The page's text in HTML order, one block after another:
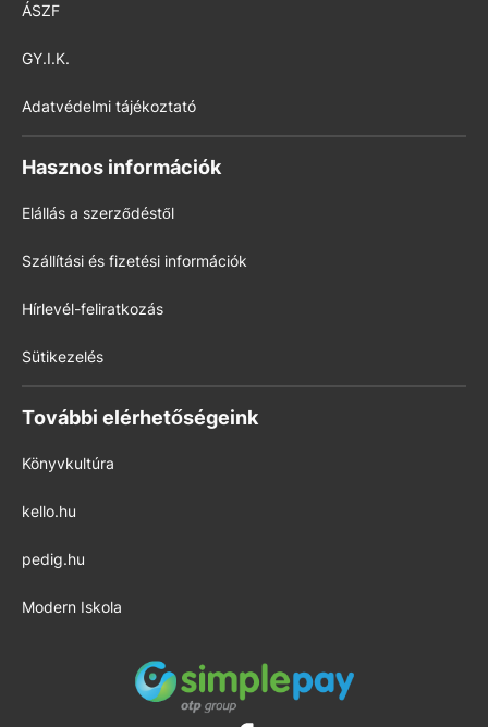
ÁSZF
GY.I.K.
Adatvédelmi tájékoztató
Hasznos információk
Elállás a szerződéstől
Szállítási és fizetési információk
Hírlevél-feliratkozás
Sütikezelés
További elérhetőségeink
Könyvkultúra
kello.hu
pedig.hu
Modern Iskola